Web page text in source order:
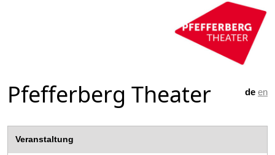
de en
Pfefferberg Theater
Veranstaltung